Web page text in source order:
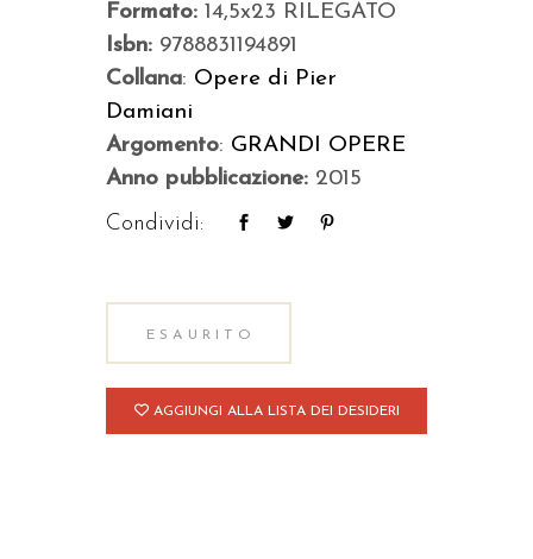
Formato: 14,5x23 RILEGATO
Isbn: 9788831194891
Collana: Opere di Pier
Damiani
Argomento: GRANDI OPERE
Anno pubblicazione: 2015
Condividi:
ESAURITO
AGGIUNGI ALLA LISTA DEI DESIDERI